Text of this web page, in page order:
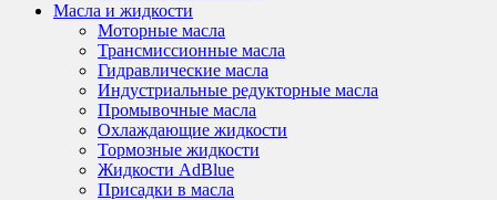
Масла и жидкости
Моторные масла
Трансмиссионные масла
Гидравлические масла
Индустриальные редукторные масла
Промывочные масла
Охлаждающие жидкости
Тормозные жидкости
Жидкости AdBlue
Присадки в масла